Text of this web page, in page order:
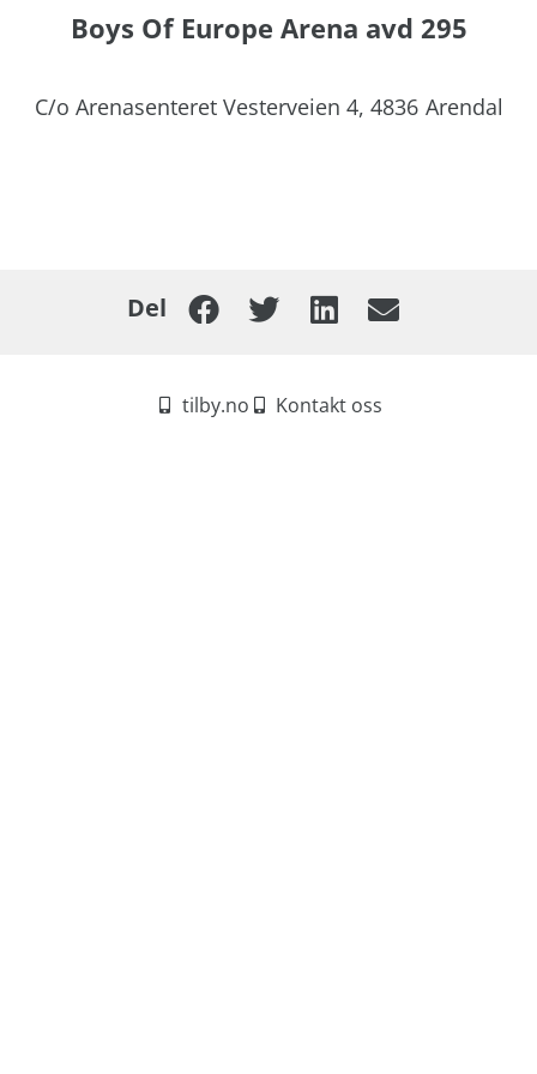
Boys Of Europe Arena avd 295
C/o Arenasenteret Vesterveien 4, 4836 Arendal
Del
tilby.no Kontakt oss